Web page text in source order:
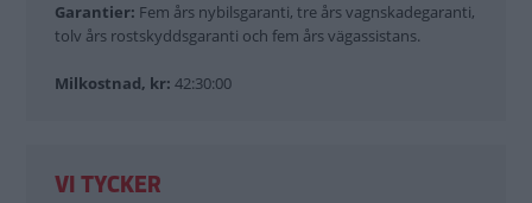
Garantier: Fem års nybilsgaranti, tre års vagnskadegaranti,
tolv års rostskyddsgaranti och fem års vägassistans.
Milkostnad, kr: 42:30:00
VI TYCKER